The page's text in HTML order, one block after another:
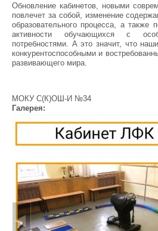
Обновление кабинетов, новыми
повлечет за собой, изменение
образовательного процесса, а также
активности обучающихся с
потребностями. А это значит, что
конкурентоспособными и
развивающего мира.
МОКУ С(К)ОШ-И №34
Галерея: